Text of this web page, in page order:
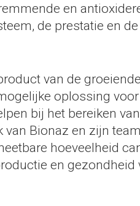
en
de prestatie en
van de
oplossing
bij het bereiken
Bionaz en zijn
hoeveelheid
en gezondheid